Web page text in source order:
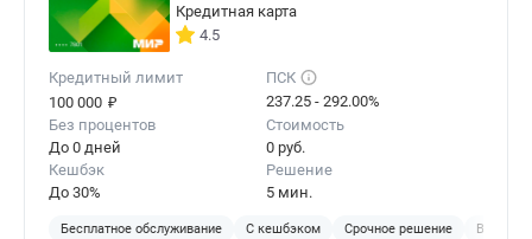
Кредитная карта
4.5
Кредитный лимит
100 000 ₽
ПСК
237.25 - 292.00%
Без процентов
До 0 дней
Стоимость
0 руб.
Кешбэк
До 30%
Решение
5 мин.
Бесплатное обслуживание С кешбэком Срочное решение